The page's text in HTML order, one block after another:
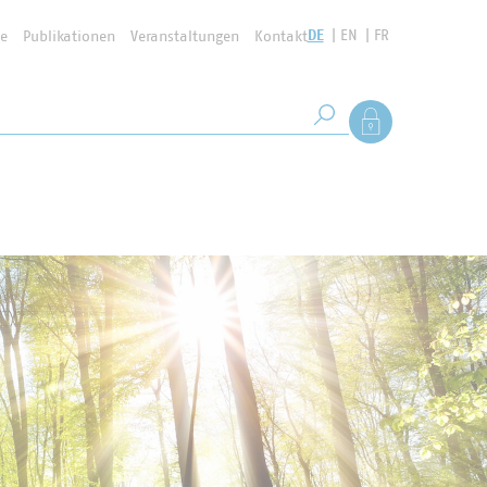
Publikationen Veranstaltungen KontaktDE EN FR
Suche starten
Als Mitglied